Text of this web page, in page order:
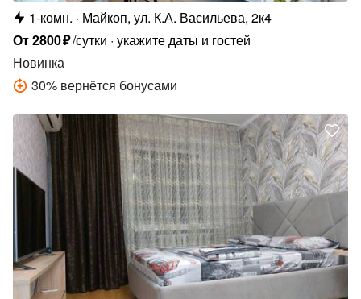
1-комн.
Майкоп, ул. К.А. Васильева, 2к4
От2800₽/сутки укажите даты и гостей
Новинка
30% вернётся бонусами